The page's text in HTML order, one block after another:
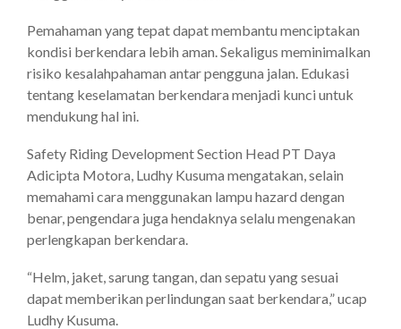
Pemahaman yang tepat dapat membantu menciptakan
kondisi berkendara lebih aman. Sekaligus meminimalkan
risiko kesalahpahaman antar pengguna jalan. Edukasi
tentang keselamatan berkendara menjadi kunci untuk
mendukung hal ini.
Safety Riding Development Section Head PT Daya
Adicipta Motora, Ludhy Kusuma mengatakan, selain
memahami cara menggunakan lampu hazard dengan
benar, pengendara juga hendaknya selalu mengenakan
perlengkapan berkendara.
“Helm, jaket, sarung tangan, dan sepatu yang sesuai
dapat memberikan perlindungan saat berkendara,” ucap
Ludhy Kusuma.